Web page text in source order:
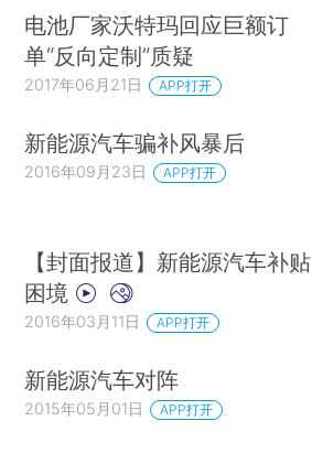
电池厂家沃特玛回应巨额订
单“反向定制”质疑
2017年06月21日 APP打开
新能源汽车骗补风暴后
2016年09月23日 APP打开
【封面报道】新能源汽车补贴
困境
2016年03月11日 APP打开
新能源汽车对阵
2015年05月01日 APP打开